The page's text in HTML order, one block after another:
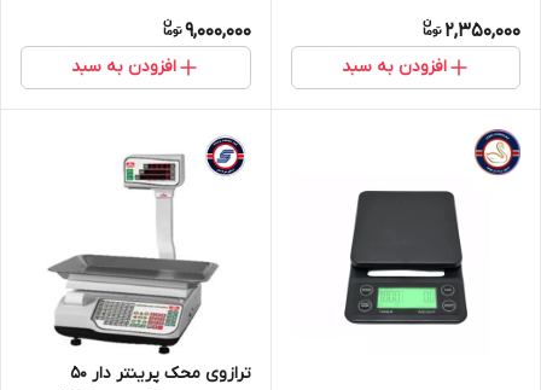
2,350,000
افزودن به سبد
9,000,000
افزودن به سبد
ترازوی محک پرینتر دار 50